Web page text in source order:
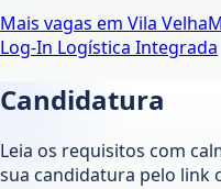
Mais vagas em Vila Velha
Log-In Logística Integrada
Candidatura
Leia os requisitos com
sua candidatura pelo link